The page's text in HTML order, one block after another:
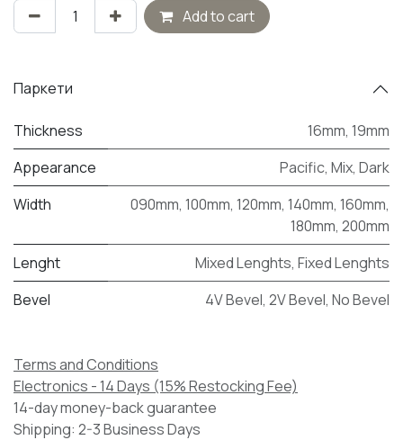
Add to cart
Паркети
Thickness 16mm, 19mm
Appearance
Pacific, Mix, Dark
Width
090mm, 100mm, 120mm, 140mm, 160mm,
180mm, 200mm
Lenght
Mixed Lenghts, Fixed Lenghts
Bevel
4V Bevel, 2V Bevel, No Bevel
Terms and Conditions
Electronics - 14 Days (15% Restocking Fee)
14-day money-back guarantee
Shipping: 2-3 Business Days